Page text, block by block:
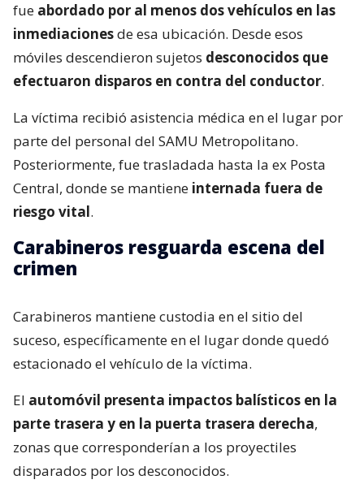
fue abordado por al menos dos vehículos en las
inmediacionesde esa ubicación. Desde esos
móviles descendieron sujetos desconocidos que
efectuaron disparos en contra del conductor.
La víctima recibió asistencia médica en el lugar por
parte del personal del SAMU Metropolitano.
Posteriormente, fue trasladada hasta la ex Posta
Central, donde se mantiene internada fuera de
riesgo vital.
Carabineros resguarda escena del
crimen
Carabineros mantiene custodia en el sitio del
suceso, específicamente en el lugar donde quedó
estacionado el vehículo de la víctima.
El automóvil presenta impactos balísticos en la
parte trasera y en la puerta trasera derecha,
zonas que corresponderían a los proyectiles
disparados por los desconocidos.